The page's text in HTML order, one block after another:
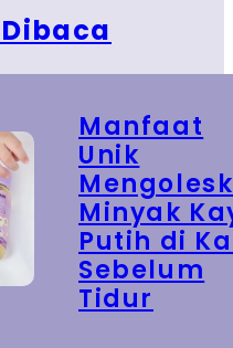
Manfaat
Unik
Minyak
Putih di
Sebelum
Tidur